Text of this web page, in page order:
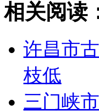
相关阅读
许昌市
枝低
三门峡